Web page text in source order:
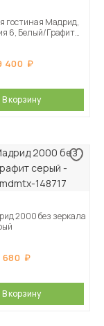
гостиная Мадрид,
6, Белый/Графит
400
В корзину
2000 без зеркала
680
В корзину